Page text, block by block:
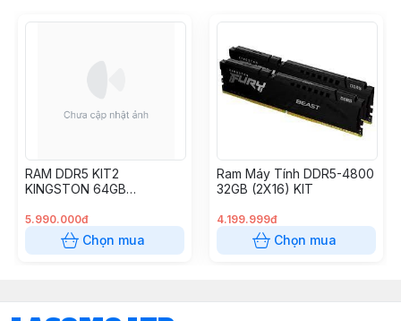
RAM DDR5 KIT2
KINGSTON 64GB
5.990.000đ
Chọn mua
Ram Máy Tính DDR5-4800
32GB (2X16) KIT
4.199.999đ
Chọn mua